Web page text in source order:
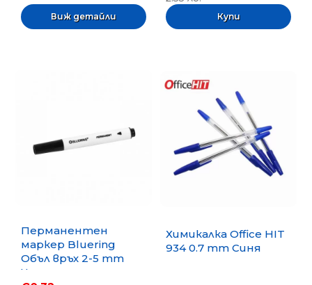
Виж детайли
Перманентен
маркер Bluering
Объл връх 2-5 mm
Черен
Химикалка Office HIT
934 0.7 mm Синя